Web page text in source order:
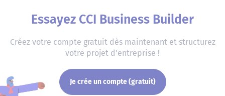
Essayez CCI Business Builder
Créez votre compte gratuit dès maintenant et structurez
votre projet d'entreprise !
Je crée un compte (gratuit)